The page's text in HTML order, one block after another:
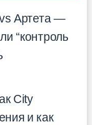
Артета —
“контроль
City
и как